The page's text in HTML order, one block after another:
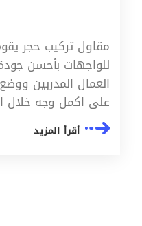
مقاول تركيب حجر
للواجهات بأحسن
العمال المدربين
على اكمل وجه خلال
أقرأ المزيد